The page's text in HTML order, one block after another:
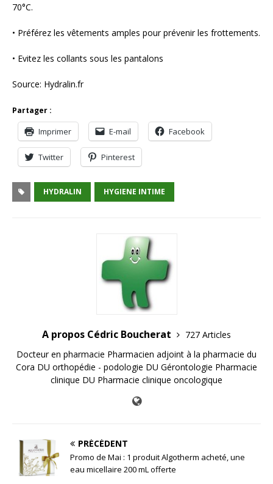
70°C.
• Préférez les vêtements amples pour prévenir les frottements.
• Evitez les collants sous les pantalons
Source: Hydralin.fr
Partager :
Imprimer E-mail Facebook
Twitter Pinterest
HYDRALIN HYGIENE INTIME
A propos Cédric Boucherat
727 Articles
Docteur en pharmacie Pharmacien adjoint à la pharmacie du
Cora DU orthopédie - podologie DU Gérontologie Pharmacie
clinique DU Pharmacie clinique oncologique
PRÉCÉDENT
Promo de Mai : 1 produit Algotherm acheté, une
eau micellaire 200 mL offerte